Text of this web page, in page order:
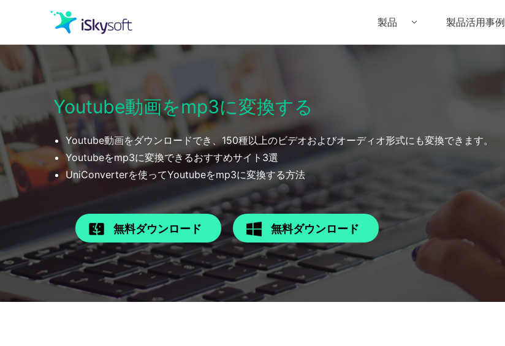
製品
オフィス効率化
ユーティリティ
• Filmora for Mac
製品活用事例
Youtube動画をmp3に変換する
Youtube動画をダウンロードでき、150種以上のビデオおよびオーディオ形式にも変換できます。
Youtubeをmp3に変換できるおすすめサイト3選
UniConverterを使ってYoutubeをmp3に変換する方法
無料ダウンロード 無料ダウンロード